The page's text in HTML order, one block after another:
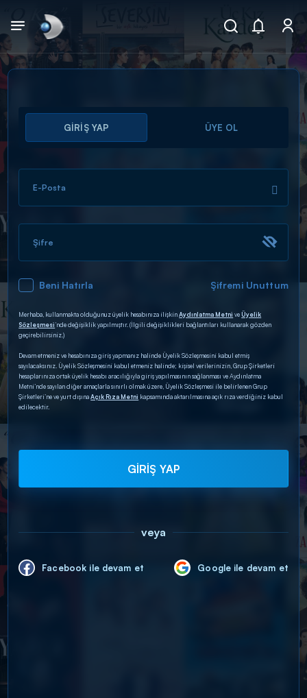
Arama
ARAMA SONUÇLARI
DİĞER SONUÇLAR
GİRİŞ YAP ÜYE OL
E-Posta
Şifre
Beni Hatırla Şifremi Unuttum
Merhaba, kullanmakta olduğunuz üyelik hesabınıza ilişkinAydınlatma Metni veÜyelik
Sözleşmesi’nde değişiklik yapılmıştır. (İlgili değişiklikleri bağlantıları kullanarak gözden
geçirebilirsiniz.)
Devam etmeniz ve hesabınıza giriş yapmanız halinde Üyelik Sözleşmesini kabul etmiş
sayılacaksınız. Üyelik Sözleşmesini kabul etmeniz halinde; kişisel verilerinizin, Grup Şirketleri
hesaplarınıza ortak üyelik hesabı aracılığıyla giriş yapılmasının sağlanması ve Aydınlatma
Metni’nde sayılan diğer amaçlarla sınırlı olmak üzere, Üyelik Sözleşmesi ile belirlenen Grup
Şirketleri’ne ve yurt dışınaAçık Rıza Metni kapsamında aktarılmasına açık rıza verdiğiniz kabul
edilecektir.
GİRİŞ YAP
veya
Facebook ile devam et Google ile devam et